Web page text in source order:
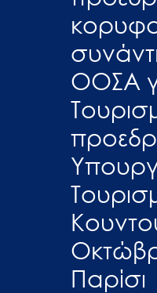
ΟΟΣΑ
Παρίσι